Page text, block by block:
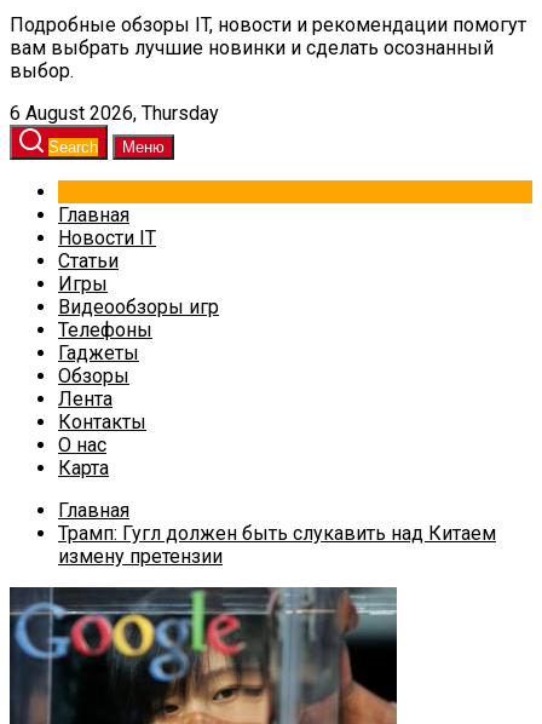
Подробные обзоры IT, новости и рекомендации помогут
вам выбрать лучшие новинки и сделать осознанный
выбор.
6 August 2026, Thursday
Search Меню
Главная
Новости IT
Статьи
Игры
Видеообзоры игр
Телефоны
Гаджеты
Обзоры
Лента
Контакты
О нас
Карта
Главная
Трамп: Гугл должен быть слукавить над Китаем
измену претензии